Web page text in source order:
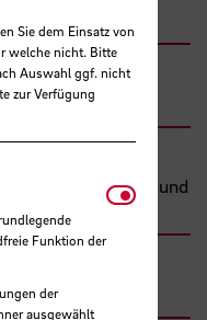
Technologie und
Sie dem Einsatz von
welche nicht. Bitte
Auswahl ggf. nicht
zur Verfügung
Funktion der
der
ausgewählt